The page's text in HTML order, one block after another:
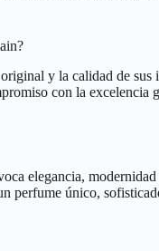
y la calidad de
con la excelencia
elegancia,
único,